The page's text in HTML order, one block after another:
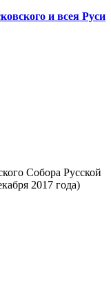
и всея Руси
Собора Русской
2017 года)